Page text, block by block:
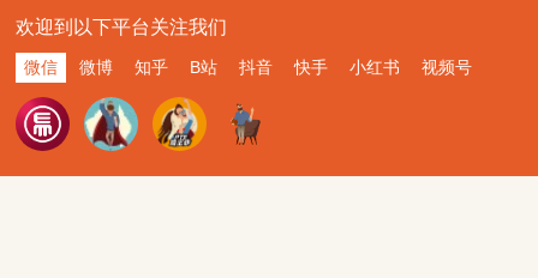
欢迎到以下平台关注我们
微信 微博 知乎 B站 抖音 快手 小红书 视频号